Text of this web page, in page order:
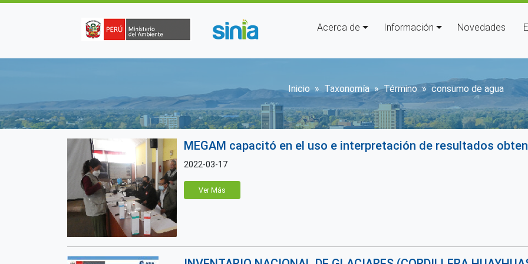
Navegación principal
Acerca de Información Novedades
Sobrescribir enlaces de
Inicio Taxonomía Término consumo de agua
MEGAM capacitó en el uso e interpretación de resultados
2022-03-17
Ver Más